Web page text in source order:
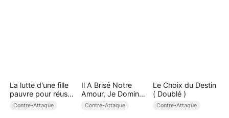
La lutte d'une fille
pauvre pour réussir
( Doublé )
Contre-Attaque
Il A Brisé Notre
Amour, Je Domine
Tout
Contre-Attaque
Le Choix du Destin
( Doublé )
Contre-Attaque